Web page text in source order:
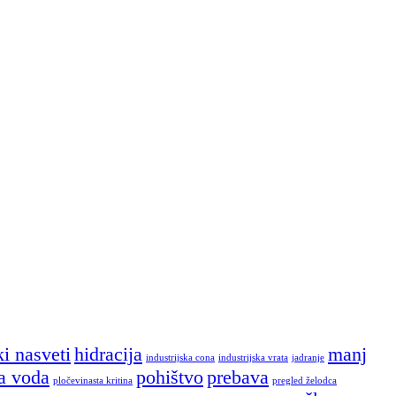
nasveti hidracija industrijska cona industrijska vrata jadranje manj
voda pločevinasta kritina pohištvoprebava pregled želodca